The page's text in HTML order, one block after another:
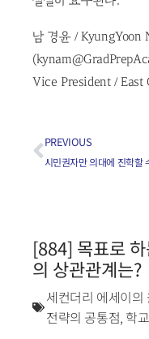
남 경윤 / KyungYoon
Vice President / East
PREVIOUS
[884] 목표로
의 상관관계는?
세컨더리 에세이의
전략의 공통점, 학